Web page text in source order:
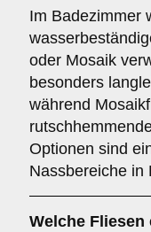
Im Badezimmer
oder Mosaik
besonders
während
Optionen sind
Nassbereiche in
Welche